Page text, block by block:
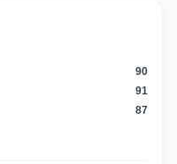
90
91
87